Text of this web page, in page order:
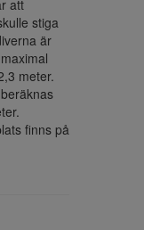
att
stiga
är
meter.
finns på